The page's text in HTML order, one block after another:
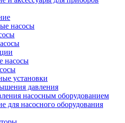
насосы
насосы
установки
давления
насосным оборудованием
для насосного оборудования